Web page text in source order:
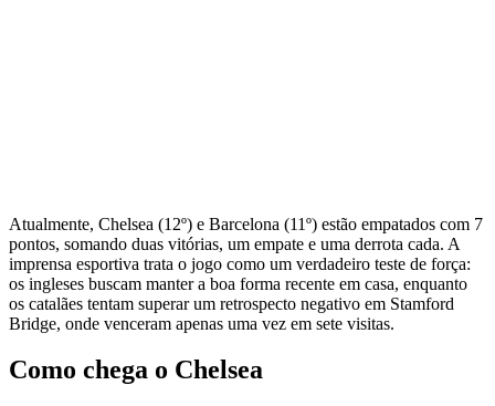
Atualmente, Chelsea (12º) e Barcelona (11º) estão empatados com 7
pontos, somando duas vitórias, um empate e uma derrota cada. A
imprensa esportiva trata o jogo como um verdadeiro teste de força:
os ingleses buscam manter a boa forma recente em casa, enquanto
os catalães tentam superar um retrospecto negativo em Stamford
Bridge, onde venceram apenas uma vez em sete visitas.
Como chega o Chelsea